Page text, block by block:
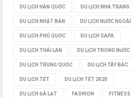
DU LỊCH HÀN QUỐC DU LỊCH NHA TRANG
DU LỊCH NHẬT BẢN DU LỊCH NƯỚC NGOÀI
DU LỊCH PHÚ QUỐC DU LỊCH SAPA
DU LỊCH THÁI LAN DU LỊCH TRONG NƯỚC
DU LỊCH TRUNG QUỐC DU LỊCH TÂY BẮC
DU LỊCH TẾT DU LỊCH TẾT 2020
DU LỊCH ĐÀ LẠT FASHION FITNESS